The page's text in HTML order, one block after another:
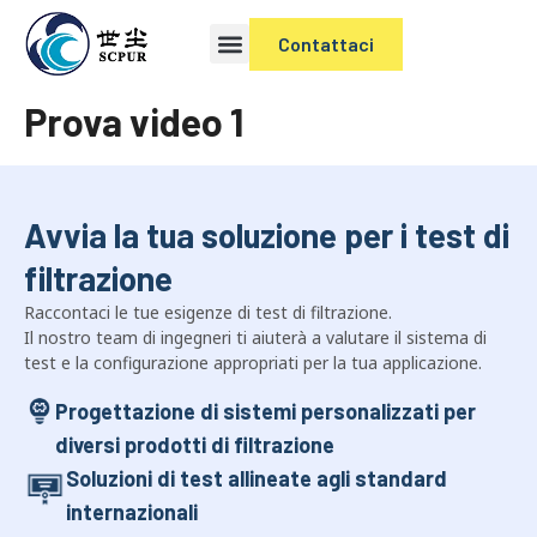
Contattaci
Prova video 1
Avvia la tua soluzione per i test di
filtrazione
Raccontaci le tue esigenze di test di filtrazione.
Il nostro team di ingegneri ti aiuterà a valutare il sistema di
test e la configurazione appropriati per la tua applicazione.
Progettazione di sistemi personalizzati per
diversi prodotti di filtrazione
Soluzioni di test allineate agli standard
internazionali